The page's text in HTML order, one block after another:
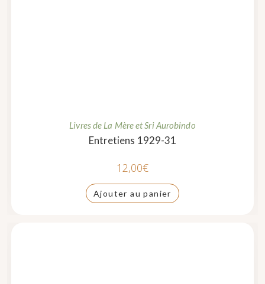
Livres de La Mère et Sri Aurobindo
Entretiens 1929-31
12,00€
Ajouter au panier